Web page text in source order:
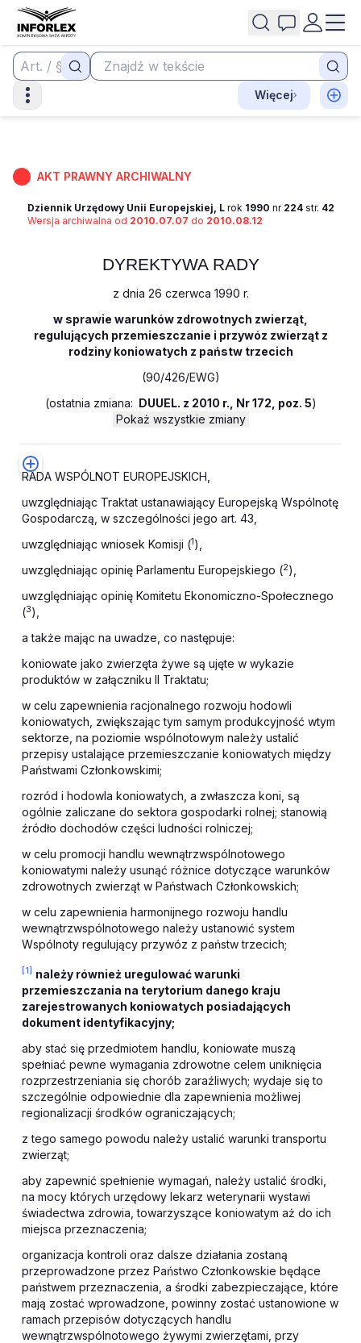
Więcej
AKT PRAWNY ARCHIWALNY
Dziennik Urzędowy Unii Europejskiej, Lrok 1990 nr 224str. 42
Wersja archiwalna od 2010.07.07 do 2010.08.12
DYREKTYWA RADY
z dnia 26 czerwca 1990 r.
w sprawie warunków zdrowotnych zwierząt,
regulujących przemieszczanie i przywóz zwierząt z
rodziny koniowatych z państw trzecich
(90/426/EWG)
(ostatnia zmiana: DUUEL. z 2010 r., Nr 172, poz. 5)
Pokaż wszystkie zmiany
RADA WSPÓLNOT EUROPEJSKICH,
uwzględniając Traktat ustanawiający Europejską Wspólnotę
Gospodarczą, w szczególności jego art. 43,
uwzględniając wniosek Komisji (1),
uwzględniając opinię Parlamentu Europejskiego (2),
uwzględniając opinię Komitetu Ekonomiczno-Społecznego
(3),
a także mając na uwadze, co następuje:
koniowate jako zwierzęta żywe są ujęte w wykazie
produktów w załączniku II Traktatu;
w celu zapewnienia racjonalnego rozwoju hodowli
koniowatych, zwiększając tym samym produkcyjność wtym
sektorze, na poziomie wspólnotowym należy ustalić
przepisy ustalające przemieszczanie koniowatych między
Państwami Członkowskimi;
rozród i hodowla koniowatych, a zwłaszcza koni, są
ogólnie zaliczane do sektora gospodarki rolnej; stanowią
źródło dochodów części ludności rolniczej;
w celu promocji handlu wewnątrzwspólnotowego
koniowatymi należy usunąć różnice dotyczące warunków
zdrowotnych zwierząt w Państwach Członkowskich;
w celu zapewnienia harmonijnego rozwoju handlu
wewnątrzwspólnotowego należy ustanowić system
Wspólnoty regulujący przywóz z państw trzecich;
[1] należy również uregulować warunki
przemieszczania na terytorium danego kraju
zarejestrowanych koniowatych posiadających
dokument identyfikacyjny;
aby stać się przedmiotem handlu, koniowate muszą
spełniać pewne wymagania zdrowotne celem uniknięcia
rozprzestrzeniania się chorób zaraźliwych; wydaje się to
szczególnie odpowiednie dla zapewnienia możliwej
regionalizacji środków ograniczających;
z tego samego powodu należy ustalić warunki transportu
zwierząt;
aby zapewnić spełnienie wymagań, należy ustalić środki,
na mocy których urzędowy lekarz weterynarii wystawi
świadectwa zdrowia, towarzyszące koniowatym aż do ich
miejsca przeznaczenia;
organizacja kontroli oraz dalsze działania zostaną
przeprowadzone przez Państwo Członkowskie będące
państwem przeznaczenia, a środki zabezpieczające, które
mają zostać wprowadzone, powinny zostać ustanowione w
ramach przepisów dotyczących handlu
wewnątrzwspólnotowego żywymi zwierzętami, przy